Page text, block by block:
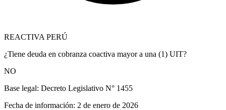
REACTIVA PERÚ
¿Tiene deuda en cobranza coactiva mayor a una (1) UIT?
NO
Base legal: Decreto Legislativo N° 1455
Fecha de información: 2 de enero de 2026